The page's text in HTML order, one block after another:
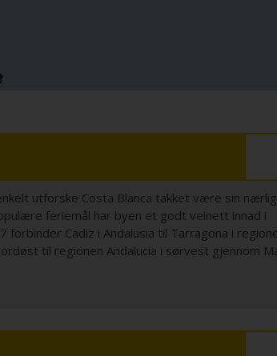
utforske Costa Blanca takket være sin
feriemål har byen et godt veinett innad i
Cadiz i Andalusia til Tarragona i
til regionen Andalucia i sørvest gjennom